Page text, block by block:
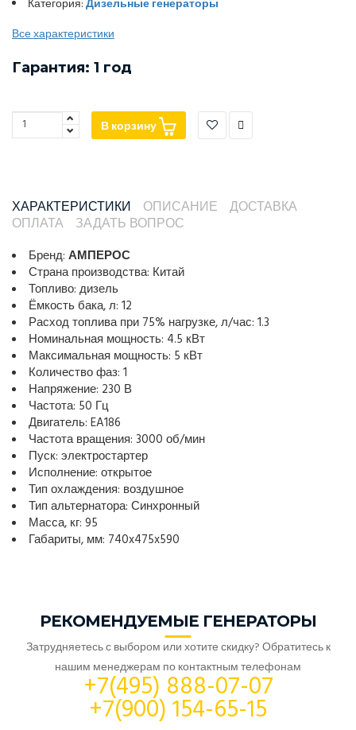
Категория:Дизельные генераторы
Все характеристики
Гарантия: 1 год
В корзину
ХАРАКТЕРИСТИКИ ОПИСАНИЕ
ДОСТАВКА
ОПЛАТА
ЗАДАТЬ ВОПРОС
Бренд: АМПЕРОС
Страна производства: Китай
Топливо: дизель
Ёмкость бака, л: 12
Расход топлива при 75% нагрузке, л/час: 1.3
Номинальная мощность: 4.5 кВт
Максимальная мощность: 5 кВт
Количество фаз: 1
Напряжение: 230 В
Частота: 50 Гц
Двигатель: EA186
Частота вращения: 3000 об/мин
Пуск: электростартер
Исполнение: открытое
Тип охлаждения: воздушное
Тип альтернатора: Синхронный
Масса, кг: 95
Габариты, мм: 740x475x590
РЕКОМЕНДУЕМЫЕ ГЕНЕРАТОРЫ
Затрудняетесь с выбором или хотите скидку? Обратитесь к
нашим менеджерам по контактным телефонам
+7(495) 888-07-07
+7(900) 154-65-15